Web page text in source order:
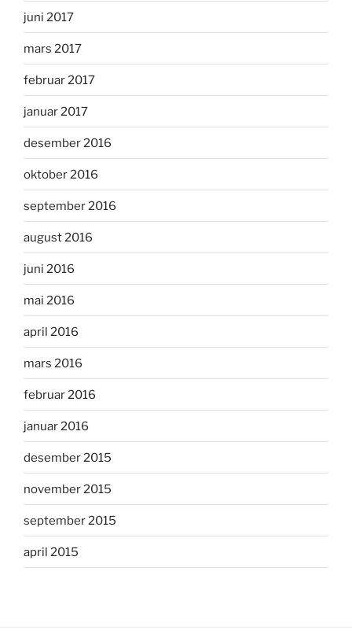
juni 2017
mars 2017
februar 2017
januar 2017
desember 2016
oktober 2016
september 2016
august 2016
juni 2016
mai 2016
april 2016
mars 2016
februar 2016
januar 2016
desember 2015
november 2015
september 2015
april 2015